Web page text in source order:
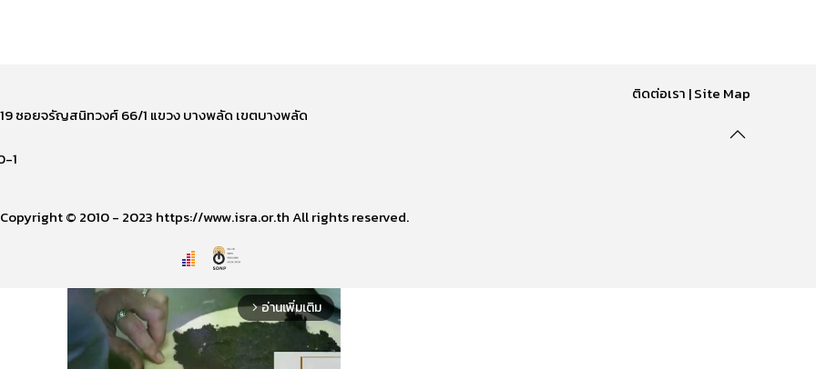
ซอยจรัญสนิทวงศ์ 66/1 แขวง บางพลัด เขตบางพลัด
1
ติดต่อเรา |Site Map
Copyright © 2010 - 2023 https://www.isra.or.th All rights reserved.
arrow_forward_ios อ่านเพิ่มเติม